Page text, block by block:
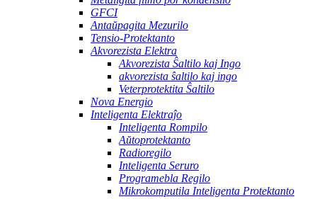
GFCI
Antaŭpagita Mezurilo
Tensio-Protektanto
Akvorezista Elektra
Akvorezista Ŝaltilo kaj Ingo
akvorezista ŝaltilo kaj ingo
Veterprotektita Ŝaltilo
Nova Energio
Inteligenta Elektraĵo
Inteligenta Rompilo
Aŭtoprotektanto
Radioregilo
Inteligenta Seruro
Programebla Regilo
Mikrokomputila Inteligenta Protektanto